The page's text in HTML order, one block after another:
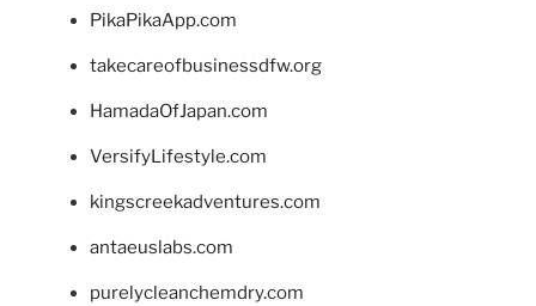
PikaPikaApp.com
takecareofbusinessdfw.org
HamadaOfJapan.com
VersifyLifestyle.com
kingscreekadventures.com
antaeuslabs.com
purelycleanchemdry.com